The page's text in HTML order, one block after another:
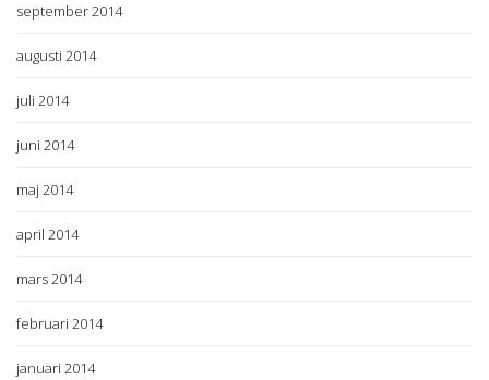
september 2014
augusti 2014
juli 2014
juni 2014
maj 2014
april 2014
mars 2014
februari 2014
januari 2014